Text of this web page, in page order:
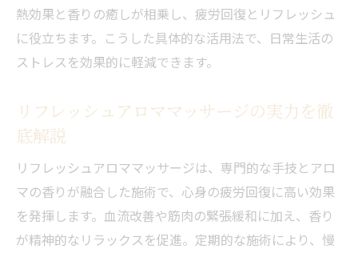
アロマポーションの香りで気分転換するコ
ツ
ストレス解消効果が期待できるマッサージ
アロママッサージを選ぶ際のポイントと注
心身のバランスを整えるリフレッシュ習慣
の始め方
忙しい毎日にアロマトリートメントを取り入れ
る方法
熱効果と香りの癒しが相乗し、疲労回復とリフレッシュ
に役立ちます。こうした具体的な活用法で、日常生活の
ストレスを効果的に軽減できます。
リフレッシュアロママッサージの実力を徹
底解説
リフレッシュアロママッサージは、専門的な手技とアロ
マの香りが融合した施術で、心身の疲労回復に高い効果
を発揮します。血流改善や筋肉の緊張緩和に加え、香り
が精神的なリラックスを促進。定期的な施術により、慢